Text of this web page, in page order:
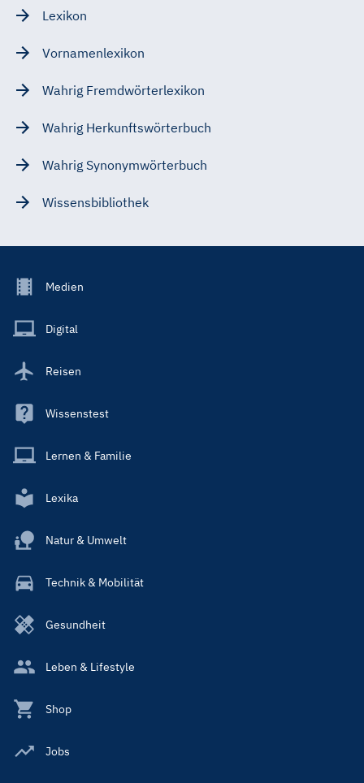
Lexikon
Vornamenlexikon
Wahrig Fremdwörterlexikon
Wahrig Herkunftswörterbuch
Wahrig Synonymwörterbuch
Wissensbibliothek
Footer
Main
Medien
Digital
Reisen
Wissenstest
Lernen & Familie
Lexika
Natur & Umwelt
Technik & Mobilität
Gesundheit
Leben & Lifestyle
Shop
Jobs